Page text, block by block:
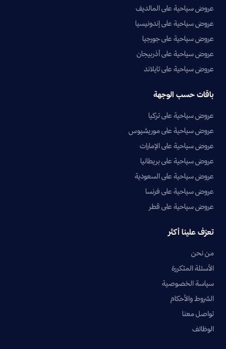
عروض سياحية على المالديف
عروض سياحية على إندونيسيا
عروض سياحية على جورجيا
عروض سياحية على أذربيجان
عروض سياحية على تايلاند
باقات حسب الوجهة
عروض سياحية على تركيا
عروض سياحية على موريشيوس
عروض سياحية على الإمارات
عروض سياحية على بريطانيا
عروض سياحية على السعودية
عروض سياحية على فرنسا
عروض سياحية على قطر
تعرّف علينا أكثر
من نحن
الأسئلة المتكررة
سياسة الخصوصية
الشروط والأحكام
تواصل معنا
الوظائف